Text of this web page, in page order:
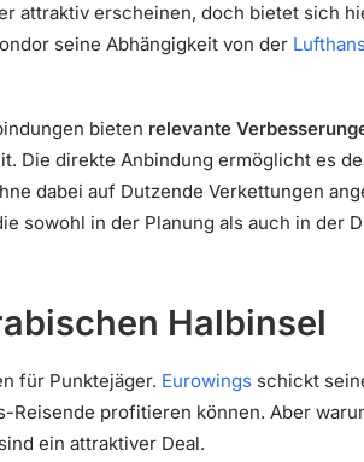
attraktiv erscheinen, doch bietet sich
seine Abhängigkeit von der
bieten relevante
Die direkte Anbindung ermöglicht es
dabei auf Dutzende Verkettungen
sowohl in der Planung als auch in der
Halbinsel
für Punktejäger. Eurowings schickt
profitieren können. Aber
ein attraktiver Deal.